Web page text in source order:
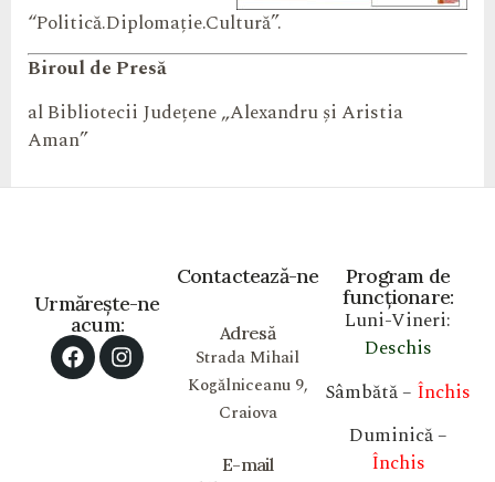
“Politică.Diplomație.Cultură”.
Biroul de Presă
alBibliotecii Județene „Alexandru și Aristia
Aman”
Program de
funcționare:
Luni-Vineri:
Deschis
Sâmbătă – Închis
Duminică –
Închis
Contactează-ne
Adresă
Strada Mihail
Kogălniceanu 9,
Craiova
E-mail
Urmărește-ne
acum: